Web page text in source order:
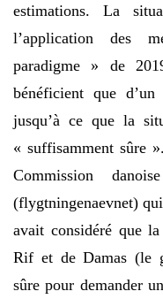
estimations. La
l’application des
paradigme » de
bénéficient que
jusqu’à ce que la
« suffisamment sûre
Commission
(flygtningenaevnet)
avait considéré que
Rif et de Damas (le
sûre pour demander